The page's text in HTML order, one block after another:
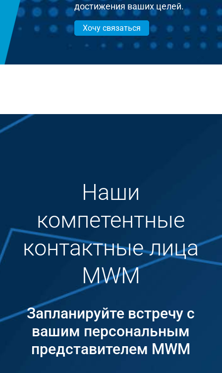
достижения ваших целей.
Хочу связаться
Наши
компетентные
контактные лица
MWM
Запланируйте встречу с
вашим персональным
представителем MWM